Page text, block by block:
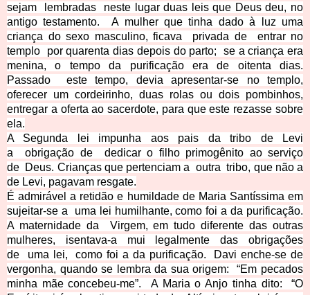
sejam
lembradas
neste lugar duas leis que Deus deu, no
antigo testamento.
A mulher que tinha dado à luz uma
criança do sexo masculino, ficava
privada de
entrar no
templo
por quarenta dias depois do parto;
se a criança era
menina, o tempo da purificação era de oitenta dias.
Passado
este tempo, devia apresentar-se no templo,
oferecer um cordeirinho, duas rolas ou dois pombinhos,
entregar a oferta ao sacerdote, para que este rezasse sobre
ela.
A Segunda lei impunha aos pais da tribo de Levi
a
obrigação de
dedicar o filho primogênito ao serviço
de Deus. Crianças que pertenciam a outra tribo, que não a
de Levi, pagavam resgate.
É admirável a retidão e humildade de Maria Santíssima em
sujeitar-se a
uma lei humilhante, como foi a da purificação.
A maternidade da
Virgem, em tudo diferente das outras
mulheres, isentava-a mui legalmente das obrigações
de
uma lei, como foi a da purificação.
Davi enche-se de
vergonha, quando se lembra da sua origem:
“Em pecados
minha mãe concebeu-me”.
A Maria o Anjo tinha dito:
“O